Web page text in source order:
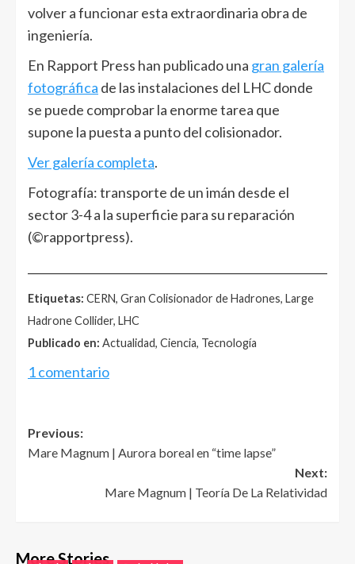
volver a funcionar esta extraordinaria obra de
ingeniería.
En Rapport Press han publicado una gran galería
fotográfica de las instalaciones del LHC donde
se puede comprobar la enorme tarea que
supone la puesta a punto del colisionador.
Ver galería completa.
Fotografía: transporte de un imán desde el
sector 3-4 a la superficie para su reparación
(©rapportpress).
Etiquetas: CERN, Gran Colisionador de Hadrones, Large
Hadrone Collider, LHC
Publicado en: Actualidad, Ciencia, Tecnología
1 comentario
Post
navigation
Previous:
Mare Magnum | Aurora boreal en “time lapse”
Next:
Mare Magnum | Teoría De La Relatividad
More Stories